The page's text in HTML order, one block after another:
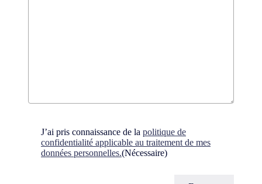
Consent(Nécessaire)
J’ai pris connaissance de la politique de
confidentialité applicable au traitement de mes
données personnelles.(Nécessaire)